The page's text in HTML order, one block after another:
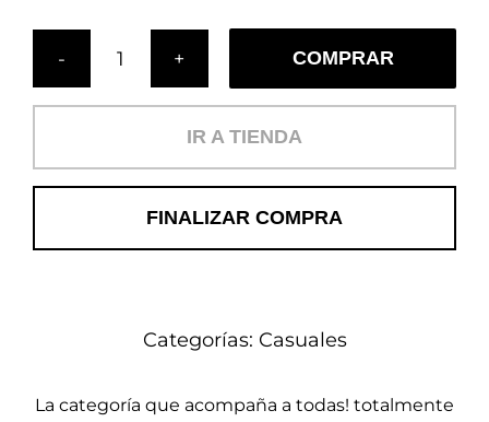
Cojín
COMPRAR
IR A TIENDA
FINALIZAR COMPRA
Categorías: Casuales
La categoría que acompaña a todas! totalmente